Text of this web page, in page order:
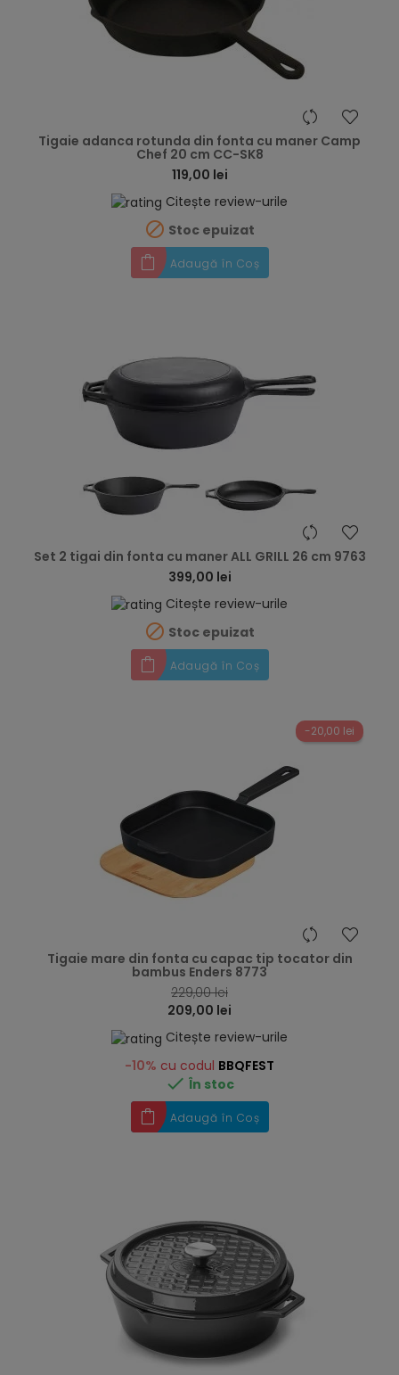
Tigaie adanca rotunda din fonta cu maner Camp
Chef 20 cm CC-SK8
119,00 lei
Citește review-urile
 Stoc epuizat
Adaugă în Coș
Set 2 tigai din fonta cu maner ALL GRILL 26 cm 9763
399,00 lei
Citește review-urile
 Stoc epuizat
Adaugă în Coș
-20,00 lei
Tigaie mare din fonta cu capac tip tocator din
bambus Enders 8773
229,00 lei
209,00 lei
Citește review-urile
-10% cu codul BBQFEST
 În stoc
Adaugă în Coș